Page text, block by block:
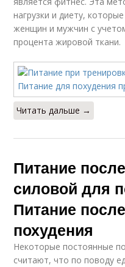
нагрузки и диету,
женщин и мужчин с
процента жировой ткани.
Читать дальше →
Питание
силовой для
Питание
похудения
Некоторые постоянные
считают, что по поводу